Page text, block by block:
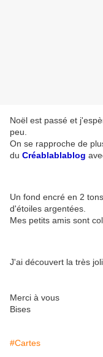
Noël est passé et
peu.
On se rapproche de
du Créablablablog
Un fond encré en 2
d'étoiles argentées.
Mes petits amis sont
J'ai découvert la très
Merci à vous
Bises
#Cartes